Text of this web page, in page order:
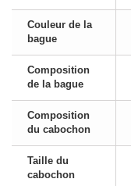
Couleur de la
bague
Composition
de la bague
Composition
du cabochon
Taille du
cabochon